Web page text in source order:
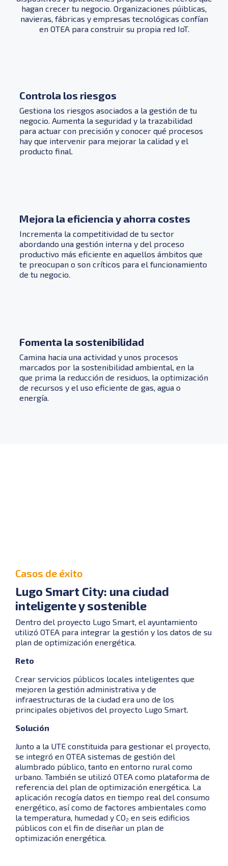
hagan crecer tu negocio. Organizaciones púiblicas,
navieras, fábricas y empresas tecnológicas confían
en OTEA para construir su propia red IoT.
Controla los riesgos
Gestiona los riesgos asociados a la gestión de tu
negocio. Aumenta la seguridad y la trazabilidad
para actuar con precisión y conocer qué procesos
hay que intervenir para mejorar la calidad y el
producto final.
Mejora la eficiencia y ahorra costes
Incrementa la competitividad de tu sector
abordando una gestión interna y del proceso
productivo más eficiente en aquellos ámbitos que
te preocupan o son críticos para el funcionamiento
de tu negocio.
Fomenta la sostenibilidad
Camina hacia una actividad y unos procesos
marcados por la sostenibilidad ambiental, en la
que prima la reducción de residuos, la optimización
de recursos y el uso eficiente de gas, agua o
energía.
Casos de éxito
Lugo Smart City: una ciudad
inteligente y sostenible
Dentro del proyecto Lugo Smart, el ayuntamiento
utilizó OTEA para integrar la gestión y los datos de su
plan de optimización energética.
Reto
Crear servicios públicos locales inteligentes que
mejoren la gestión administrativa y de
infraestructuras de la ciudad era uno de los
principales objetivos del proyecto Lugo Smart.
Solución
Junto a la UTE constituida para gestionar el proyecto,
se integró en OTEA sistemas de gestión del
alumbrado público, tanto en entorno rural como
urbano. También se utilizó OTEA como plataforma de
referencia del plan de optimización energética. La
aplicación recogía datos en tiempo real del consumo
energético, así como de factores ambientales como
la temperatura, humedad y CO₂ en seis edificios
públicos con el fin de diseñar un plan de
optimización energética.